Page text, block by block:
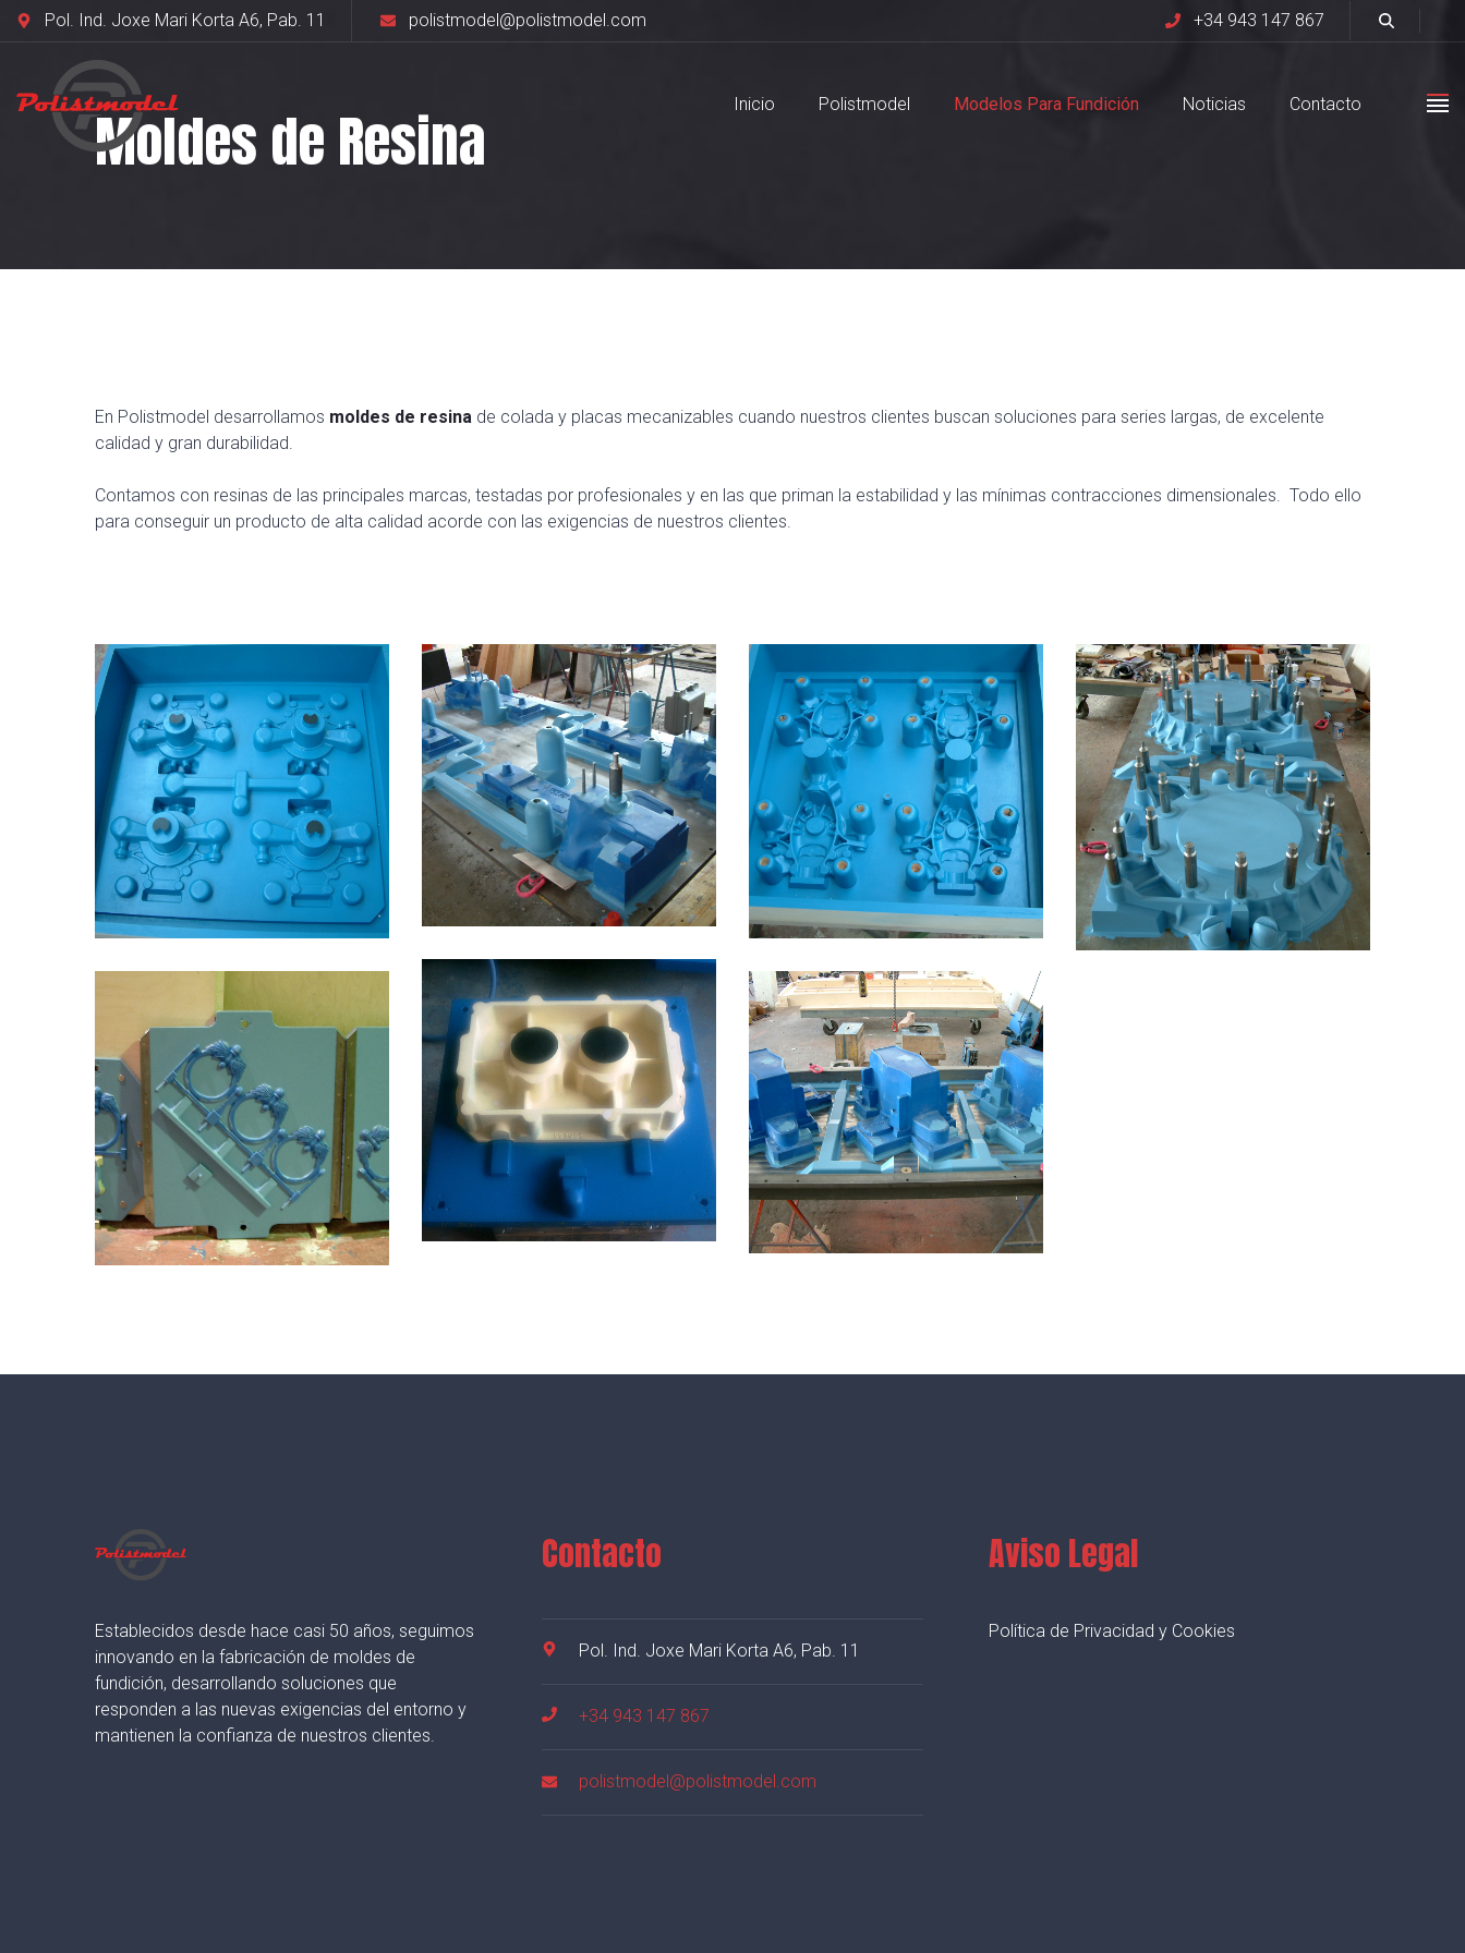
Pol. Ind. Joxe Mari Korta A6, Pab. 11 polistmodel@polistmodel.com +34 943 147 867
Inicio Polistmodel Modelos Para Fundición Noticias Contacto
Moldes de Resina
En Polistmodel desarrollamos moldes de resina de colada y placas mecanizables cuando nuestros clientes buscan soluciones para series largas, de excelente
calidad y gran durabilidad.
Contamos con resinas de las principales marcas, testadas por profesionales y en las que priman la estabilidad y las mínimas contracciones dimensionales. Todo ello
para conseguir un producto de alta calidad acorde con las exigencias de nuestros clientes.
moldes de resina a medida moldes de resina
mecanizables moldes de resina de calidad
Establecidos desde hace casi 50 años, seguimos
innovando en la fabricación de moldes de
fundición, desarrollando soluciones que
responden a las nuevas exigencias del entorno y
mantienen la confianza de nuestros clientes.
Contacto
Pol. Ind. Joxe Mari Korta A6, Pab. 11
+34 943 147 867
polistmodel@polistmodel.com
Aviso Legal
Política de Privacidad y Cookies